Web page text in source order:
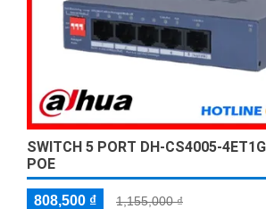
SWITCH 5 PORT DH-CS4005-
POE
808,500 ₫ 1,155,000 ₫